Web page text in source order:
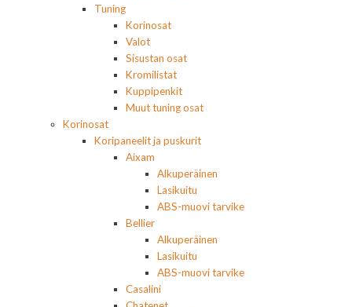
Tuning
Korinosat
Valot
Sisustan osat
Kromilistat
Kuppipenkit
Muut tuning osat
Korinosat
Koripaneelit ja puskurit
Aixam
Alkuperäinen
Lasikuitu
ABS-muovi tarvike
Bellier
Alkuperäinen
Lasikuitu
ABS-muovi tarvike
Casalini